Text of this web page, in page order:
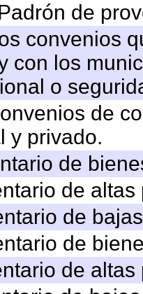
de
convenios
con los
o
de
y privado.
de
de
de
de
de